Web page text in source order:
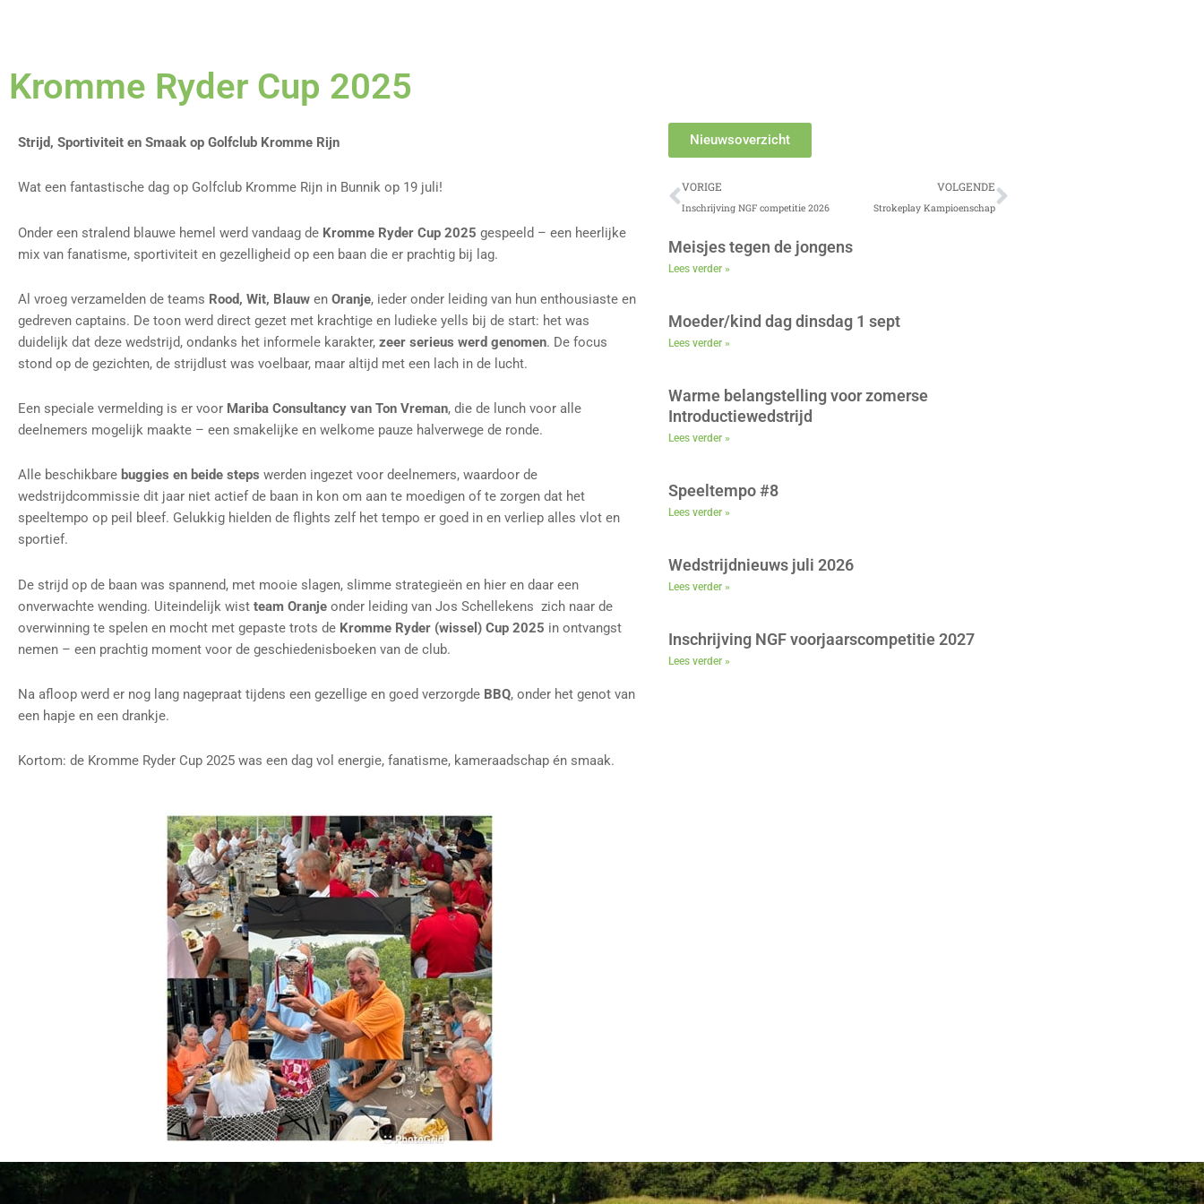
Kromme Ryder Cup 2025
Strijd, Sportiviteit en Smaak op Golfclub Kromme Rijn
Wat een fantastische dag op Golfclub Kromme Rijn in Bunnik op 19 juli!
Onder een stralend blauwe hemel werd vandaag de Kromme Ryder Cup 2025 gespeeld – een heerlijke
mix van fanatisme, sportiviteit en gezelligheid op een baan die er prachtig bij lag.
Al vroeg verzamelden de teams Rood, Wit, Blauw en Oranje, ieder onder leiding van hun enthousiaste en
gedreven captains. De toon werd direct gezet met krachtige en ludieke yells bij de start: het was
duidelijk dat deze wedstrijd, ondanks het informele karakter, zeer serieus werd genomen. De focus
stond op de gezichten, de strijdlust was voelbaar, maar altijd met een lach in de lucht.
Een speciale vermelding is er voor Mariba Consultancy van Ton Vreman, die de lunch voor alle
deelnemers mogelijk maakte – een smakelijke en welkome pauze halverwege de ronde.
Alle beschikbare buggies en beide steps werden ingezet voor deelnemers, waardoor de
wedstrijdcommissie dit jaar niet actief de baan in kon om aan te moedigen of te zorgen dat het
speeltempo op peil bleef. Gelukkig hielden de flights zelf het tempo er goed in en verliep alles vlot en
sportief.
De strijd op de baan was spannend, met mooie slagen, slimme strategieën en hier en daar een
onverwachte wending. Uiteindelijk wist team Oranje onder leiding van Jos Schellekens zich naar de
overwinning te spelen en mocht met gepaste trots de Kromme Ryder (wissel) Cup 2025 in ontvangst
nemen – een prachtig moment voor de geschiedenisboeken van de club.
Na afloop werd er nog lang nagepraat tijdens een gezellige en goed verzorgde BBQ, onder het genot van
een hapje en een drankje.
Kortom: de Kromme Ryder Cup 2025 was een dag vol energie, fanatisme, kameraadschap én smaak.
Nieuwsoverzicht
Vorige
VORIGE
Inschrijving NGF competitie 2026
VOLGENDE
Strokeplay Kampioenschap
Volgende
Meisjes tegen de jongens
Lees verder »
Moeder/kind dag dinsdag 1 sept
Lees verder »
Warme belangstelling voor zomerse
Introductiewedstrijd
Lees verder »
Speeltempo #8
Lees verder »
Wedstrijdnieuws juli 2026
Lees verder »
Inschrijving NGF voorjaarscompetitie 2027
Lees verder »